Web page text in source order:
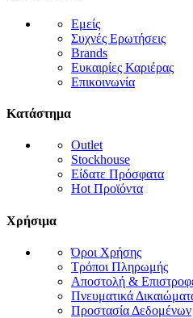
Εμείς
Συχνές Ερωτήσεις
Brands
Ευκαιρίες Καριέρας
Επικοινωνία
Κατάστημα
Outlet
Stockhouse
Είδατε Πρόσφατα
Hot Προϊόντα
Χρήσιμα
Όροι Χρήσης
Τρόποι Πληρωμής
Αποστολή &
Πνευματικά
Προστασία Δεδομένων